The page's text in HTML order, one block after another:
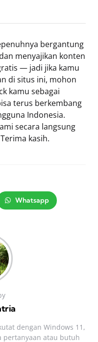
bergantung
menyajikan konten
— jadi jika kamu
di situs ini, mohon
kamu sebagai
terus berkembang
Indonesia.
secara langsung
kasih.
Whatsapp
dengan Windows 11,
pertanyaan atau butuh